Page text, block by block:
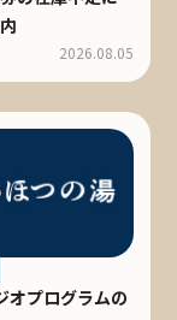
2026.08.05
オプログラムの